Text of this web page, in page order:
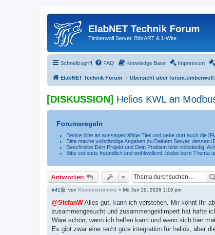
ElabNET Technik Forum
Timberwolf Server, BlitzART & 1-Wire
Schnellzugriff FAQ Knowledge Base Impressum
ElabNET Technik Forum Übersicht über
[DISKUSSION] Helios KWL an
Forumsregeln
Denke bitte an aussagekräftige Titel und gebe dort auch die
Bitte mache vollständige Angaben zu Deinem Server, dessen
Beschreibe Dein Projekt und Dein Problem bitte vollständig.
Bitte sei stets freundlich und wohlwollend, bleibe beim Thema
Antworten
#41
B
i
r
a
von Klempnertommy» Mo Jun 29, 2026 1:19 pm
@StefanWAlles gut, kann ich verstehen. Mir könnt Ihr
zusammengesucht und zusammengeklimpert hat hafte
Wäre schön, wenn ich helfen kann und wenn sich hier
Es gibt zwar eine recht gute integration für helios, aber